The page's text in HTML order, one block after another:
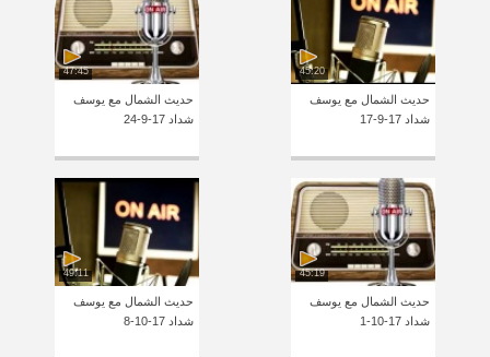
45:20
حديث الشمال مع يوسف
شداد 17-9-17
47:45
حديث الشمال مع يوسف
شداد 17-9-24
45:19
حديث الشمال مع يوسف
شداد 17-10-1
49:11
حديث الشمال مع يوسف
شداد 17-10-8